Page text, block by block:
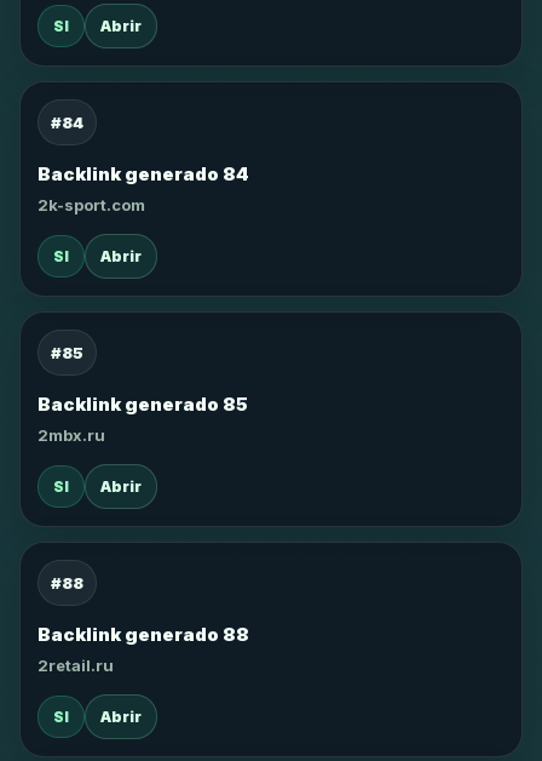
SI Abrir
#84
Backlink generado 84
2k-sport.com
SI Abrir
#85
Backlink generado 85
2mbx.ru
SI Abrir
#88
Backlink generado 88
2retail.ru
SI Abrir